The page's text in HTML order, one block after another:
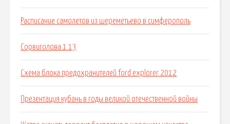
Расписание самолетов из шереметьево в симферополь
Сорвиголова 1 13
Схема блока предохранителей ford explorer 2012
Презентация кубань в годы великой отечественной войны